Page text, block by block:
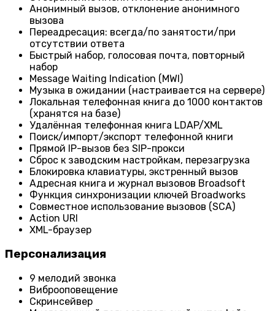
Анонимный вызов, отклонение анонимного
вызова
Переадресация: всегда/по занятости/при
отсутствии ответа
Быстрый набор, голосовая почта, повторный
набор
Message Waiting Indication (MWI)
Музыка в ожидании (настраивается на сервере)
Локальная телефонная книга до 1000 контактов
(хранятся на базе)
Удалённая телефонная книга LDAP/XML
Поиск/импорт/экспорт телефонной книги
Прямой IP-вызов без SIP-прокси
Сброс к заводским настройкам, перезагрузка
Блокировка клавиатуры, экстренный вызов
Адресная книга и журнал вызовов Broadsoft
Функция синхронизации ключей Broadworks
Совместное использование вызовов (SCA)
Action URI
XML-браузер
Персонализация
9 мелодий звонка
Виброоповещение
Скринсейвер